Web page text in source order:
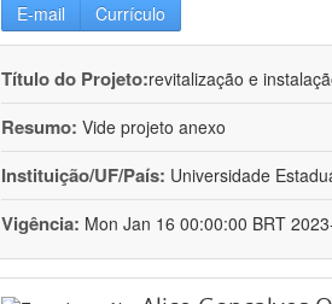
E-mail Currículo
Título do Projeto:revitalização e
Resumo: Vide projeto anexo
Instituição/UF/País: Universidade
Vigência: Mon Jan 16 00:00:00 BRT